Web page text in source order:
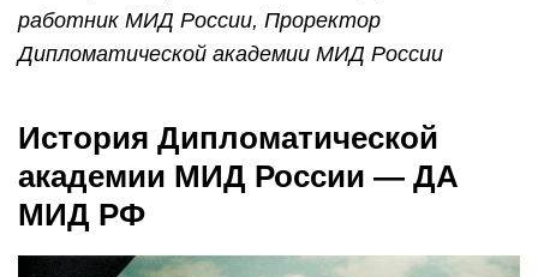
работник МИД России, Проректор
Дипломатической академии МИД России
История Дипломатической
академии МИД России — ДА
МИД РФ